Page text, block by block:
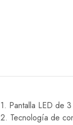
1. Pantalla LED de
2. Tecnología de